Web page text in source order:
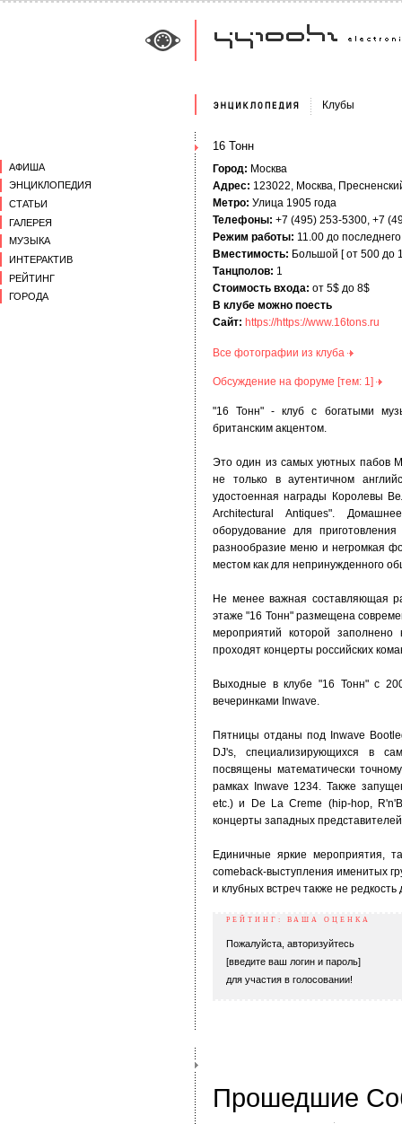
АФИША
ЭНЦИКЛОПЕДИЯ
СТАТЬИ
ГАЛЕРЕЯ
МУЗЫКА
ИНТЕРАКТИВ
РЕЙТИНГ
ГОРОДА
Клубы
16 Тонн
Город: Москва
Адрес: 123022, Москва,
Метро: Улица 1905 года
Телефоны: +7 (495) 253-5300, +7
Режим работы: 11.00 до последнего
Вместимость: Большой [ от 500 до
Танцполов: 1
Стоимость входа: от 5$ до 8$
В клубе можно поесть
Сайт: https://https://www.16tons.ru
Все фотографии из клуба
Обсуждение на форуме [тем: 1]
"16 Тонн" - клуб с богатыми
британским акцентом.
Это один из самых уютных пабов
не только в аутентичном
удостоенная награды Королевы
Architectural Antiques".
оборудование для приготовления
разнообразие меню и негромкая
местом как для непринужденного
Не менее важная составляющая
этаже "16 Тонн" размещена
мероприятий которой
проходят концерты российских
Выходные в клубе "16 Тонн" с
вечеринками Inwave.
Пятницы отданы под Inwave
DJ's, специализирующихся в
посвящены математически
рамках Inwave 1234. Также
etc.) и De La Creme (hip-hop,
концерты западных
Единичные яркие мероприятия,
comeback-выступления именитых
и клубных встреч также не редкость
РЕЙТИНГ: ВАША ОЦЕНКА
Пожалуйста, авторизуйтесь
[введите ваш логин и пароль]
для участия в голосовании!
Прошедшие